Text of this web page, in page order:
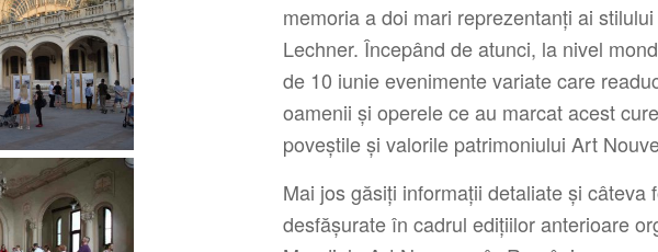
memoria a doi mari reprezentanți ai
Lechner. Începând de atunci, la nivel
de 10 iunie evenimente variate care
oamenii și operele ce au marcat acest
poveștile și valorile patrimoniului Art
Mai jos găsiți informații detaliate și câteva
desfășurate în cadrul edițiilor anterioare